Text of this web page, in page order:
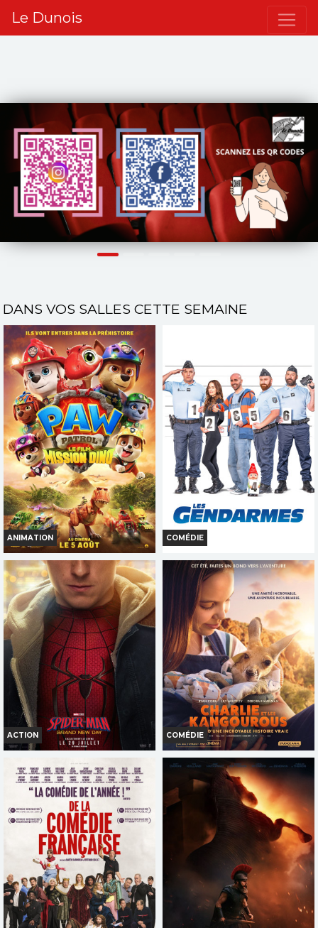
Le Dunois
Précédent
DANS VOS SALLES CETTE SEMAINE
ANIMATION
LA PAT' PATROUILLE : LE FILM
MISSION DINO
Horaires et Infos
Bande-annonce
Réservation
TOUT PUBLIC
COMÉDIE
LES GENDARMES
Horaires et Infos
Bande-annonce
Réservation
TOUT PUBLIC
VF
ACTION
SPIDER-MAN: BRAND NEW
DAY
Horaires et Infos
Bande-annonce
Réservation
TOUT PUBLIC
VF
3D
COMÉDIE
CHARLIE ET LES
KANGOUROUS
Horaires et Infos
Bande-annonce
Réservation
TOUT PUBLIC
VF